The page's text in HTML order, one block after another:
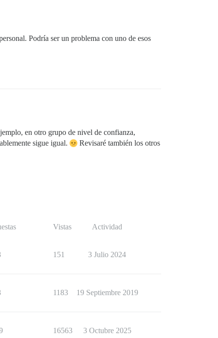
Podría ser un problema con uno de esos
en otro grupo de nivel de confianza,
sigue igual.
Revisaré también los otros
Vistas Actividad
151 3 Julio 2024
1183 19 Septiembre 2019
16563 3 Octubre 2025